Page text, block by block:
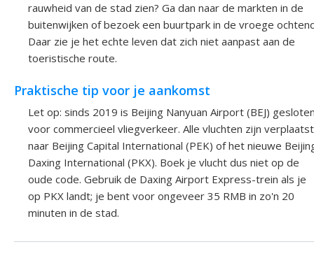
rauwheid van de stad zien? Ga dan naar de markten in de
buitenwijken of bezoek een buurtpark in de vroege
Daar zie je het echte leven dat zich niet aanpast aan de
toeristische route.
Praktische tip voor je aankomst
Let op: sinds 2019 is Beijing Nanyuan Airport (BEJ)
voor commercieel vliegverkeer. Alle vluchten zijn verplaatst
naar Beijing Capital International (PEK) of het nieuwe
Daxing International (PKX). Boek je vlucht dus niet op de
oude code. Gebruik de Daxing Airport Express-trein als je
op PKX landt; je bent voor ongeveer 35 RMB in zo'n 20
minuten in de stad.